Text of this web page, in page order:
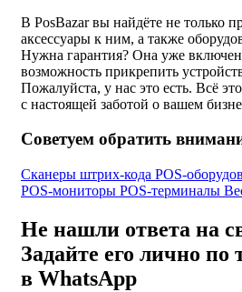
В PosBazar вы найдёте не только
аксессуары к ним, а также
Нужна гарантия? Она уже
возможность прикрепить
Пожалуйста, у нас это есть. Всё
с настоящей заботой о вашем
Советуем обратить
Сканеры штрих-кода POS-
POS-мониторы POS-терминалы
Не нашли ответа на
Задайте его лично по
в WhatsApp